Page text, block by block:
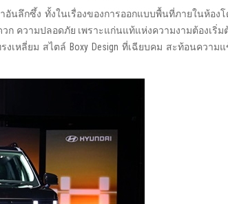
อันลึกซึ้ง ทั้งในเรื่องของการออกแบบพื้นที่ภายในห้อง
ดวก ความปลอดภัย เพราะแก่นแท้แห่งความงามต้องเริ่
ลี่ยม สไตล์ Boxy Design ที่เฉียบคม สะท้อนความแ